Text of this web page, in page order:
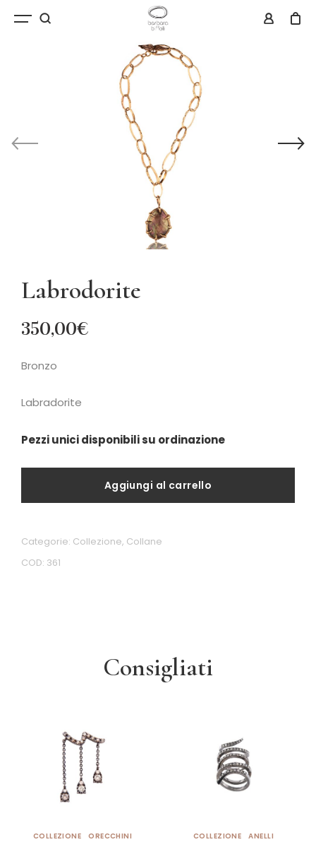
Labrodorite
350,00€
Bronzo
Labradorite
Pezzi unici disponibili su ordinazione
Aggiungi al carrello
COD: 361
Categorie: Collezione, Collane
Consigliati
COLLEZIONE ORECCHINI COLLEZIONE ANELLI